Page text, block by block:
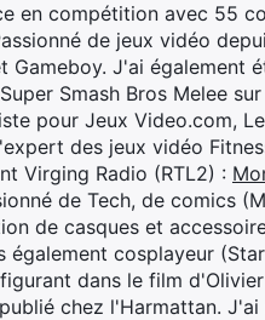
en compétition avec 55
de jeux vidéo
Gameboy. J'ai également
Smash Bros Melee
pour Jeux Video.com,
des jeux vidéo
Virging Radio (RTL2) :
de Tech, de comics
de casques et
cosplayeur
dans le film d'Olivier
chez l'Harmattan.